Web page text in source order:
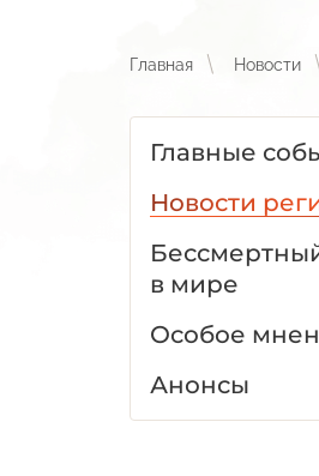
Главная Новости
Главные
Новости
в мире
Особое
Анонсы